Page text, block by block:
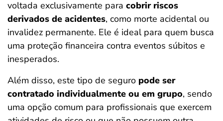
voltada exclusivamente para cobrir riscos
derivados de acidentes, como morte acidental ou
invalidez permanente. Ele é ideal para quem busca
uma proteção financeira contra eventos súbitos e
inesperados.
Além disso, este tipo de seguro pode ser
contratado individualmente ou em grupo, sendo
uma opção comum para profissionais que exercem